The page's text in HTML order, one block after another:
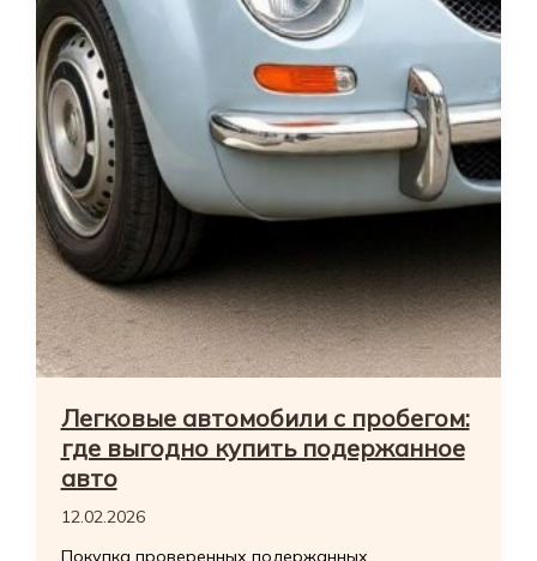
Легковые автомобили с пробегом:
где выгодно купить подержанное
авто
12.02.2026
Покупка проверенных подержанных